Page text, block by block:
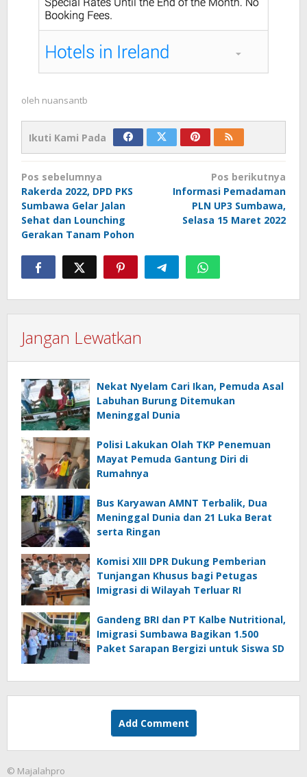
oleh nuansantb
Ikuti Kami Pada
Navigasi
pos
Pos sebelumnya
Rakerda 2022, DPD PKS
Sumbawa Gelar Jalan
Sehat dan Lounching
Gerakan Tanam Pohon
Pos berikutnya
Informasi Pemadaman
PLN UP3 Sumbawa,
Selasa 15 Maret 2022
Jangan Lewatkan
Nekat Nyelam Cari Ikan, Pemuda Asal
Labuhan Burung Ditemukan
Meninggal Dunia
Polisi Lakukan Olah TKP Penemuan
Mayat Pemuda Gantung Diri di
Rumahnya
Bus Karyawan AMNT Terbalik, Dua
Meninggal Dunia dan 21 Luka Berat
serta Ringan
Komisi XIII DPR Dukung Pemberian
Tunjangan Khusus bagi Petugas
Imigrasi di Wilayah Terluar RI
Gandeng BRI dan PT Kalbe Nutritional,
Imigrasi Sumbawa Bagikan 1.500
Paket Sarapan Bergizi untuk Siswa SD
Add Comment
© Majalahpro